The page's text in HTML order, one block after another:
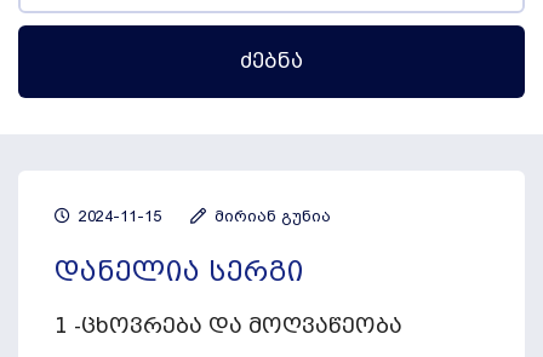
Ძებნა
2024-11-15 მირიან გუნია
დანელია სერგი
1 -ცხოვრება და მოღვაწეობა